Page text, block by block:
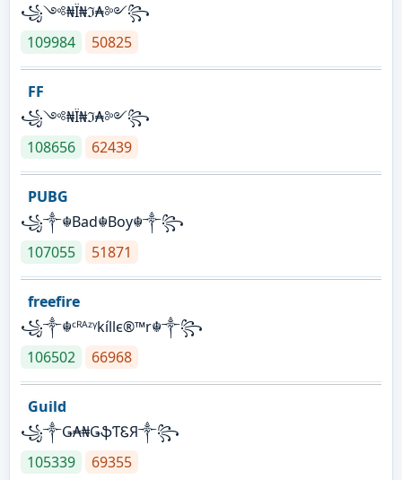
꧁༺₦Ї₦ℑ₳༻꧂
109984
50825
FF
꧁༺₦Ї₦ℑ₳༻꧂
108656
62439
PUBG
꧁༒☬Bad☬Boy☬༒꧂
107055
51871
freefire
꧁༒☬ᶜᴿᴬᶻᵞkíllє®™r☬༒꧂
106502
66968
Guild
꧁༒Ǥ₳₦ǤֆƬᏋЯ༒꧂
105339
69355